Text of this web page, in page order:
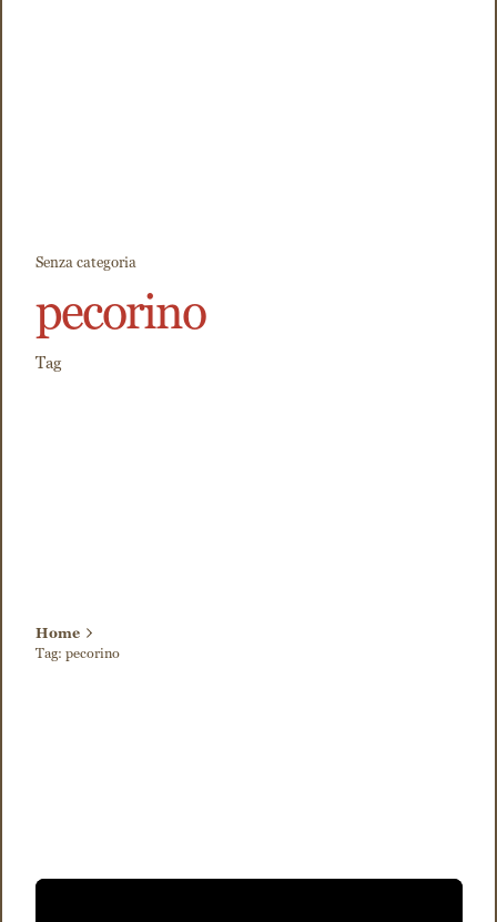
Senza categoria
pecorino
Tag
Home
Tag: pecorino